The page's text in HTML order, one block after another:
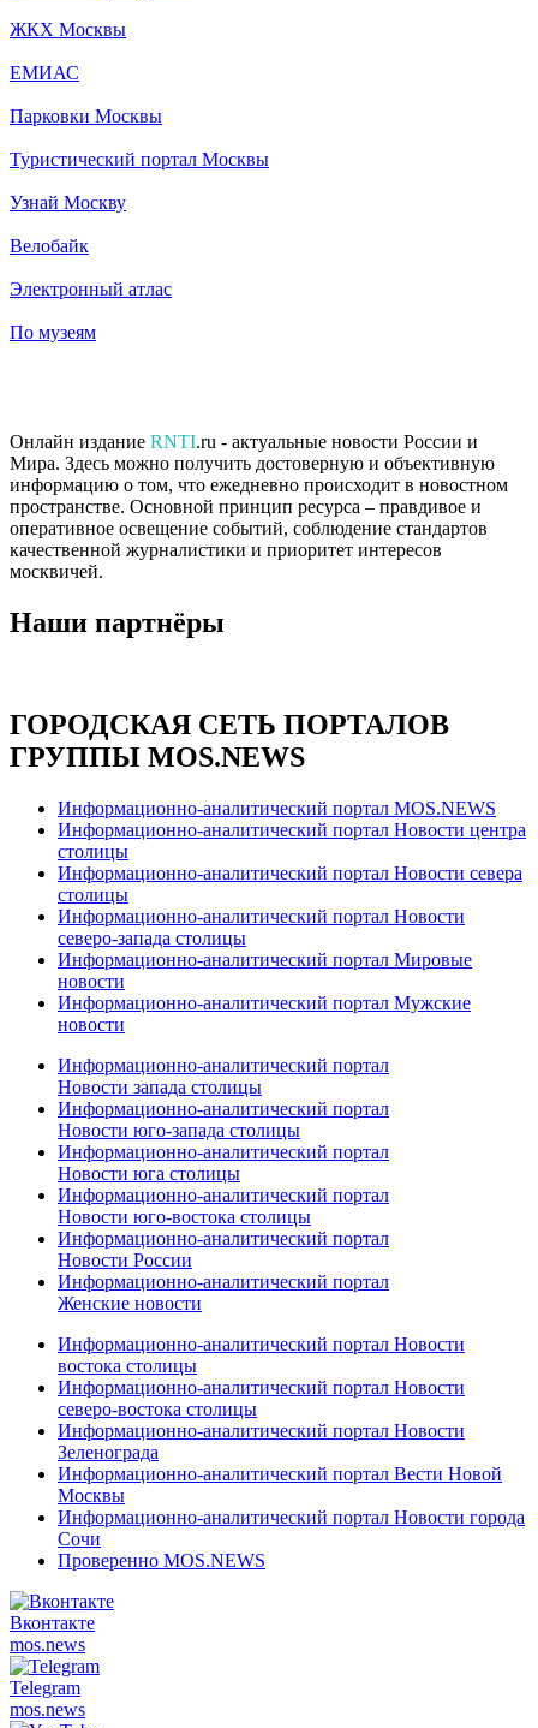
ЖКХ Москвы
ЕМИАС
Парковки Москвы
Туристический портал Москвы
Узнай Москву
Велобайк
Электронный атлас
По музеям
Онлайн издание RNTI.ru - актуальные новости России и
Мира. Здесь можно получить достоверную и объективную
информацию о том, что ежедневно происходит в новостном
пространстве. Основной принцип ресурса – правдивое и
оперативное освещение событий, соблюдение стандартов
качественной журналистики и приоритет интересов
москвичей.
Наши партнёры
ГОРОДСКАЯ СЕТЬ ПОРТАЛОВ
ГРУППЫ MOS.NEWS
Информационно-аналитический портал MOS.NEWS
Информационно-аналитический портал Новости центра
столицы
Информационно-аналитический портал Новости севера
столицы
Информационно-аналитический портал Новости
северо-запада столицы
Информационно-аналитический портал Мировые
новости
Информационно-аналитический портал Мужские
новости
Информационно-аналитический портал
Новости запада столицы
Информационно-аналитический портал
Новости юго-запада столицы
Информационно-аналитический портал
Новости юга столицы
Информационно-аналитический портал
Новости юго-востока столицы
Информационно-аналитический портал
Новости России
Информационно-аналитический портал
Женские новости
Информационно-аналитический портал Новости
востока столицы
Информационно-аналитический портал Новости
северо-востока столицы
Информационно-аналитический портал Новости
Зеленограда
Информационно-аналитический портал Вести Новой
Москвы
Информационно-аналитический портал Новости города
Сочи
Проверенно MOS.NEWS
Вконтакте
mos.news
Telegram
mos.news